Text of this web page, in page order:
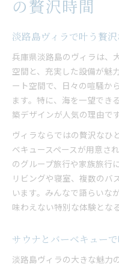
の贅沢時間
淡路島ヴィラで叶う贅
兵庫県淡路島のヴィラは、
空間と、充実した設備が魅
ート空間で、日々の喧騒か
ます。特に、海を一望でき
築デザインが人気の理由です
ヴィラならではの贅沢なひ
ベキュースペースが用意さ
のグループ旅行や家族旅行
リビングや寝室、複数のバ
います。みんなで語らいな
味わえない特別な体験とな
サウナとバーベキュー
淡路島ヴィラの大きな魅力